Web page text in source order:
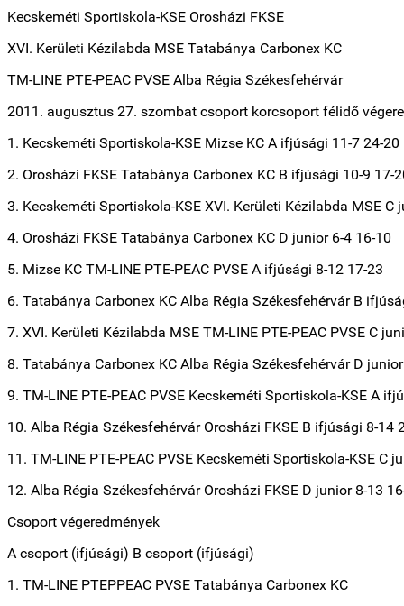
Kecskeméti Sportiskola-KSE Orosházi FKSE
XVI. Kerületi Kézilabda MSE Tatabánya Carbonex KC
TM-LINE PTE-PEAC PVSE Alba Régia Székesfehérvár
2011. augusztus 27. szombat csoport korcsoport félidő
1. Kecskeméti Sportiskola-KSE Mizse KC A ifjúsági 11-7 24-20
2. Orosházi FKSE Tatabánya Carbonex KC B ifjúsági 10-9 17-
3. Kecskeméti Sportiskola-KSE XVI. Kerületi Kézilabda MSE C
4. Orosházi FKSE Tatabánya Carbonex KC D junior 6-4 16-10
5. Mizse KC TM-LINE PTE-PEAC PVSE A ifjúsági 8-12 17-23
6. Tatabánya Carbonex KC Alba Régia Székesfehérvár B
7. XVI. Kerületi Kézilabda MSE TM-LINE PTE-PEAC PVSE C
8. Tatabánya Carbonex KC Alba Régia Székesfehérvár D
9. TM-LINE PTE-PEAC PVSE Kecskeméti Sportiskola-KSE A
10. Alba Régia Székesfehérvár Orosházi FKSE B ifjúsági 8-14
11. TM-LINE PTE-PEAC PVSE Kecskeméti Sportiskola-KSE C
12. Alba Régia Székesfehérvár Orosházi FKSE D junior 8-13
Csoport végeredmények
A csoport (ifjúsági) B csoport (ifjúsági)
1. TM-LINE PTEPPEAC PVSE Tatabánya Carbonex KC